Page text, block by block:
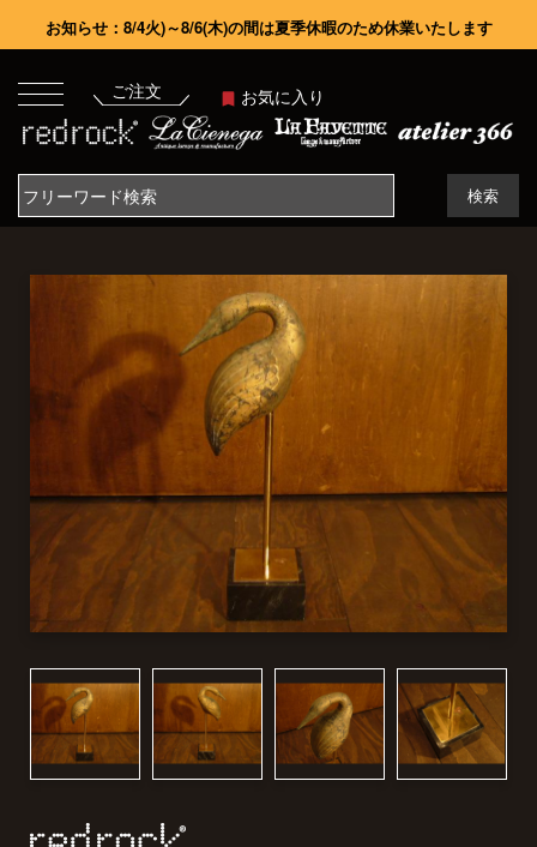
お知らせ：8/4火)～8/6(木)の間は夏季休暇のため休業いたします
ご注文 お気に入り
検索